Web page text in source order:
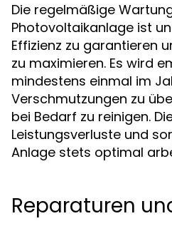
Die regelmäßige
Photovoltaikanlage ist
Effizienz zu garantieren
zu maximieren. Es wird
mindestens einmal im
Verschmutzungen zu
bei Bedarf zu reinigen.
Leistungsverluste und
Anlage stets optimal
Reparaturen